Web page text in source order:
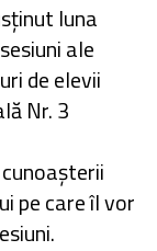
luna
ale
de elevii
Nr. 3
pe care îl vor